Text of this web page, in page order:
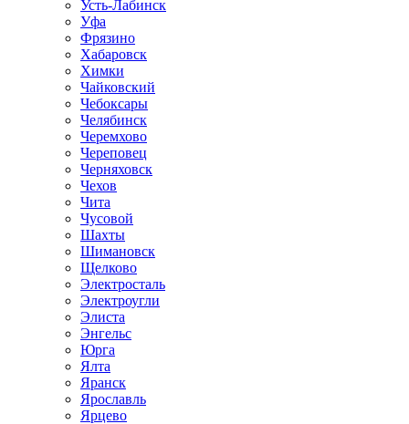
Усть-Лабинск
Уфа
Фрязино
Хабаровск
Химки
Чайковский
Чебоксары
Челябинск
Черемхово
Череповец
Черняховск
Чехов
Чита
Чусовой
Шахты
Шимановск
Щелково
Электросталь
Электроугли
Элиста
Энгельс
Юрга
Ялта
Яранск
Ярославль
Ярцево